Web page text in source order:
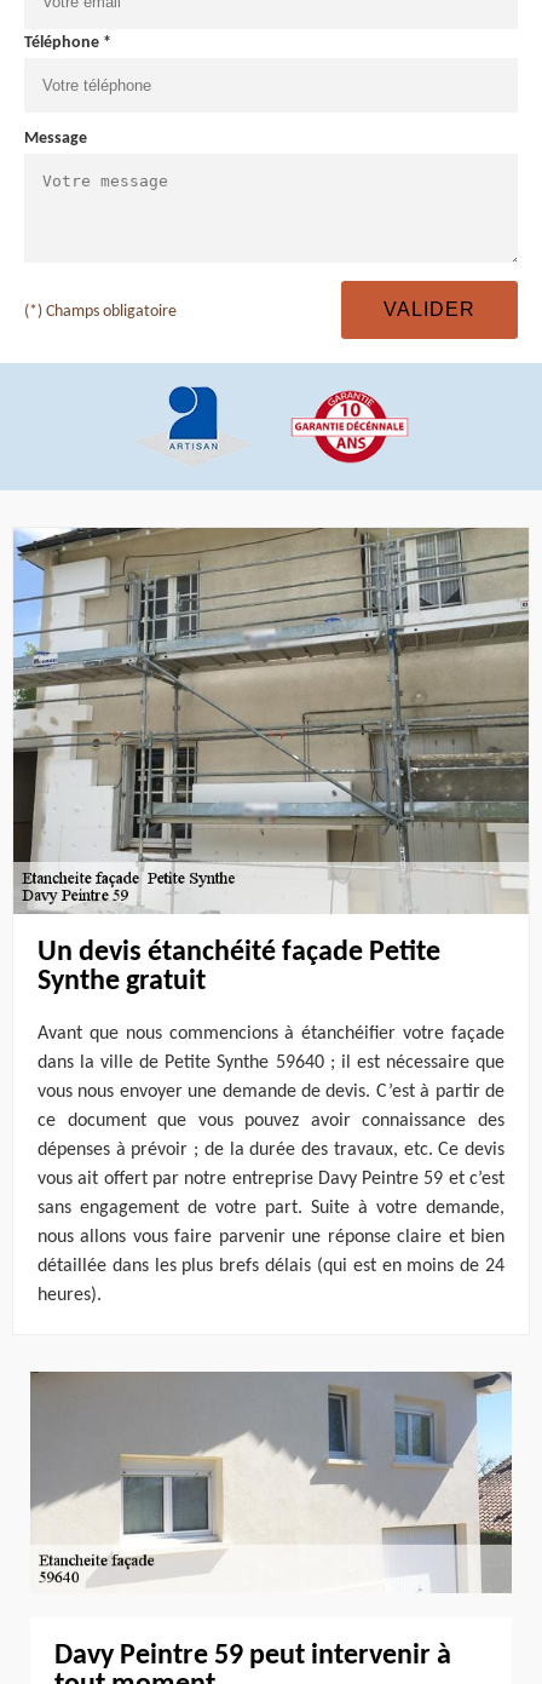
Téléphone *
Message
(*) Champs obligatoire
Un devis étanchéité façade Petite
Synthe gratuit
Avant que nous commencions à étanchéifier votre façade
dans la ville de Petite Synthe 59640 ; il est nécessaire que
vous nous envoyer une demande de devis. C’est à partir de
ce document que vous pouvez avoir connaissance des
dépenses à prévoir ; de la durée des travaux, etc. Ce devis
vous ait offert par notre entreprise Davy Peintre 59 et c’est
sans engagement de votre part. Suite à votre demande,
nous allons vous faire parvenir une réponse claire et bien
détaillée dans les plus brefs délais (qui est en moins de 24
heures).
Davy Peintre 59 peut intervenir à